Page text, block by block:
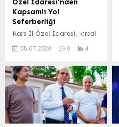
Özel İdaresi’nden
Kapsamlı Yol
Seferberliği
Kars İl Özel İdaresi, kırsal
güçlendirmek amacıyla
iyileştirme seferberliği
başlattı. Genel Sekreter
Fatih Tekcan,
vatandaşların daha
güvenli ve konforlu
seyahat edebilmesi için
08.07.2026 0 4